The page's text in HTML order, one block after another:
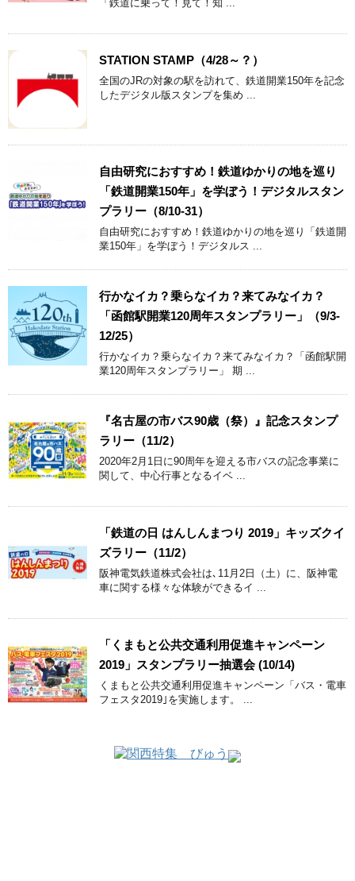
「鉄道に乗って！見て！知 ...
STATION STAMP（4/28～？）
全国のJRの対象の駅を訪れて、鉄道開業150年を記念
したデジタル版スタンプを集め ...
自由研究におすすめ！鉄道ゆかりの地を巡り
「鉄道開業150年」を学ぼう！デジタルスタン
プラリー（8/10-31）
自由研究におすすめ！鉄道ゆかりの地を巡り「鉄道開
業150年」を学ぼう！デジタルス ...
行かなイカ？乗らなイカ？来てみなイカ？
「函館駅開業120周年スタンプラリー」（9/3-
12/25）
行かなイカ？乗らなイカ？来てみなイカ？「函館駅開
業120周年スタンプラリー」 期 ...
『名古屋の市バス90歳（祭）』記念スタンプ
ラリー（11/2）
2020年2月1日に90周年を迎える市バスの記念事業に
関して、中心行事となるイベ ...
「鉄道の日 はんしんまつり 2019」キッズクイ
ズラリー（11/2）
阪神電気鉄道株式会社は､11月2日（土）に、阪神電
車に関する様々な体験ができるイ ...
「くまもと公共交通利用促進キャンペーン
2019」スタンプラリー抽選会 (10/14)
くまもと公共交通利用促進キャンペーン「バス・電車
フェスタ2019｣を実施します。 ...